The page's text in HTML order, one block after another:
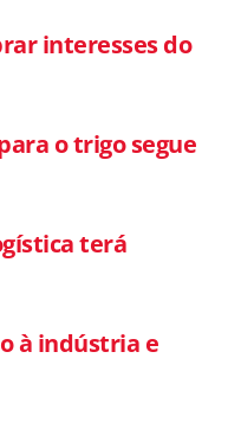
interesses do
o trigo segue
terá
à indústria e